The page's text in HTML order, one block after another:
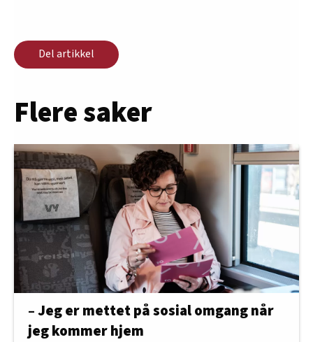
Del artikkel
Flere saker
– Jeg er mettet på sosial omgang når
jeg kommer hjem